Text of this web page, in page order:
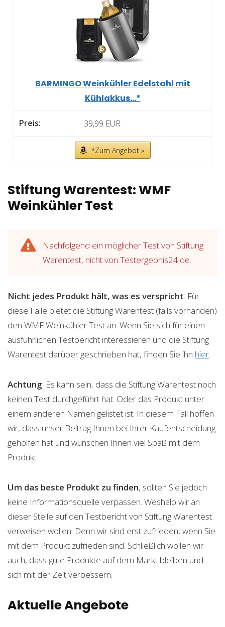
BARMINGO Weinkühler Edelstahl mit
Kühlakkus...*
39,99 EUR
*Zum Angebot »
Stiftung Warentest: WMF
Weinkühler Test
Nachfolgend ein möglicher Test von Stiftung
Warentest, nicht von Testergebnis24.de.
Nicht jedes Produkt hält, was es verspricht. Für
diese Fälle bietet die Stiftung Warentest (falls vorhanden)
den WMF Weinkühler Test an. Wenn Sie sich für einen
ausführlichen Testbericht interessieren und die Stiftung
Warentest darüber geschrieben hat, finden Sie ihn hier.
Achtung: Es kann sein, dass die Stiftung Warentest noch
keinen Test durchgeführt hat. Oder das Produkt unter
einem anderen Namen gelistet ist. In diesem Fall hoffen
wir, dass unser Beitrag Ihnen bei Ihrer Kaufentscheidung
geholfen hat und wünschen Ihnen viel Spaß mit dem
Produkt.
Um das beste Produkt zu finden, sollten Sie jedoch
keine Informationsquelle verpassen. Weshalb wir an
dieser Stelle auf den Testbericht von Stiftung Warentest
verweisen wollen. Denn wir sind erst zufrieden, wenn Sie
mit dem Produkt zufrieden sind. Schließlich wollen wir
auch, dass gute Produkte auf dem Markt bleiben und
sich mit der Zeit verbessern.
Aktuelle Angebote